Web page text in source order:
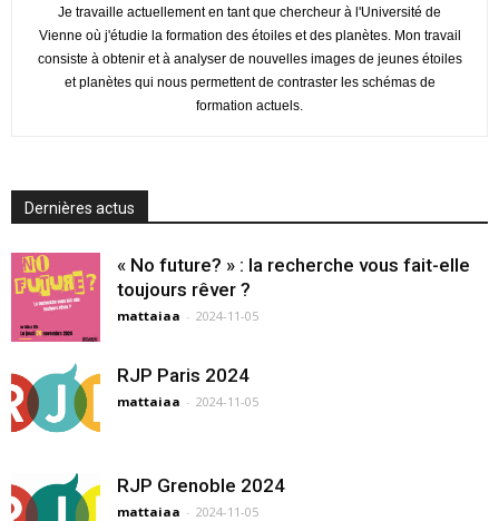
Je travaille actuellement en tant que chercheur à l'Université de
Vienne où j'étudie la formation des étoiles et des planètes. Mon travail
consiste à obtenir et à analyser de nouvelles images de jeunes étoiles
et planètes qui nous permettent de contraster les schémas de
formation actuels.
Dernières actus
« No future? » : la recherche vous fait-elle
toujours rêver ?
mattaiaa - 2024-11-05
RJP Paris 2024
mattaiaa - 2024-11-05
RJP Grenoble 2024
mattaiaa - 2024-11-05